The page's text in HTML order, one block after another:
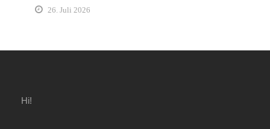
26. Juli 2026
Hi!